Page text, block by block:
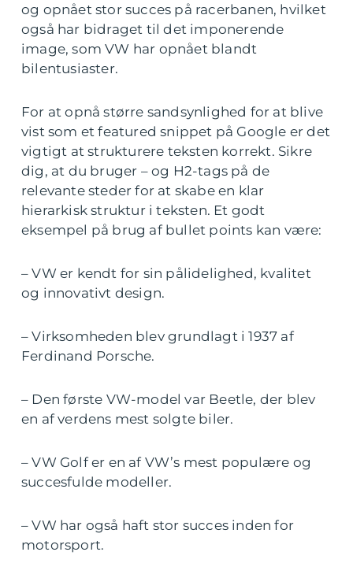
og opnået stor succes på racerbanen, hvilket
også har bidraget til det imponerende
image, som VW har opnået blandt
bilentusiaster.
For at opnå større sandsynlighed for at blive
vist som et featured snippet på Google er det
vigtigt at strukturere teksten korrekt. Sikre
dig, at du bruger – og H2-tags på de
relevante steder for at skabe en klar
hierarkisk struktur i teksten. Et godt
eksempel på brug af bullet points kan være:
– VW er kendt for sin pålidelighed, kvalitet
og innovativt design.
– Virksomheden blev grundlagt i 1937 af
Ferdinand Porsche.
– Den første VW-model var Beetle, der blev
en af verdens mest solgte biler.
– VW Golf er en af VW’s mest populære og
succesfulde modeller.
– VW har også haft stor succes inden for
motorsport.